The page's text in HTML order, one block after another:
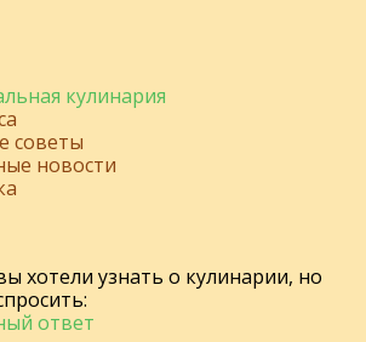
кулинария
советы
новости
хотели узнать о кулинарии, но
ответ